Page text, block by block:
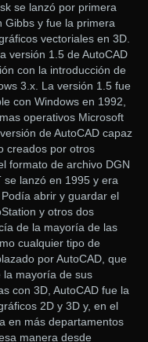
se lanzó por primera
Gibbs y fue la primera
vectoriales en 3D.
versión 1.5 de AutoCAD
con la introducción de
3.x. La versión 1.5 fue
con Windows en 1992,
operativos Microsoft
de AutoCAD capaz
creados por otros
formato de archivo DGN
se lanzó en 1995 y era
abrir y guardar el
y otros dos
de la mayoría de las
cualquier tipo de
por AutoCAD, que
la mayoría de sus
con 3D, AutoCAD fue la
2D y 3D y, en el
en más departamentos
manera desde